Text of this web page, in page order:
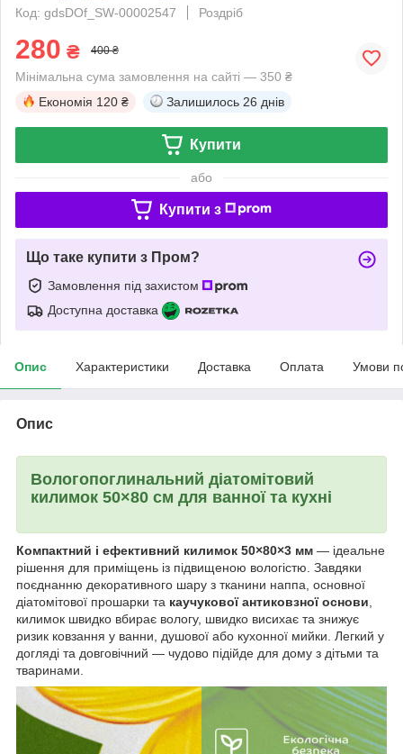
Код: gdsDOf_SW-00002547
Роздріб
280 ₴ 400 ₴
Мінімальна сума замовлення на сайті — 350 ₴
Економія 120 ₴ Залишилось 26 днів
Купити
або
Купити з
Що таке купити з Пром?
Замовлення під захистом
Доступна доставка
Опис Характеристики Доставка Оплата Умови
Опис
Вологопоглинальний діатомітовий
килимок 50×80 см для ванної та кухні
Компактний і ефективний килимок 50×80×3 мм — ідеальне
рішення для приміщень із підвищеною вологістю. Завдяки
поєднанню декоративного шару з тканини наппа, основної
діатомітової прошарки та каучукової антиковзної основи,
килимок швидко вбирає вологу, швидко висихає та знижує
ризик ковзання у ванни, душової або кухонної мийки. Легкий у
догляді та довговічний — чудово підійде для дому з дітьми та
тваринами.